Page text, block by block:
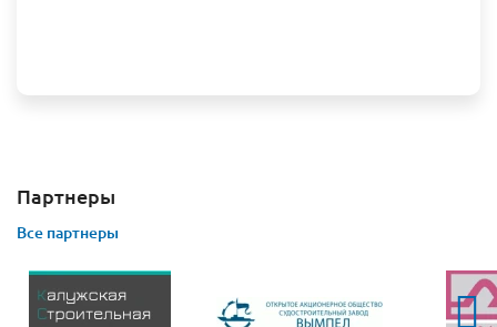
Партнеры
Все партнеры